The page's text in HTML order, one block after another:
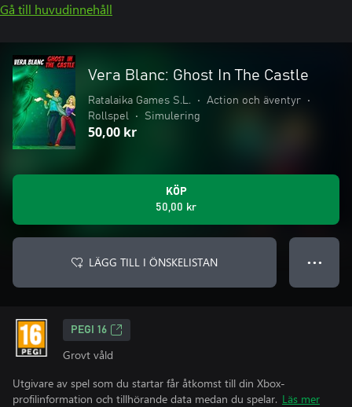
Gå till huvudinnehåll
Vera Blanc: Ghost In The Castle
Ratalaika Games S.L. • Action och äventyr
•
Rollspel
• Simulering
50,00 kr
KÖP
50,00 kr
LÄGG TILL I ÖNSKELISTAN ● ● ●
PEGI 16
Grovt våld
Utgivare av spel som du startar får åtkomst till din Xbox-
profilinformation och tillhörande data medan du spelar. Läs mer